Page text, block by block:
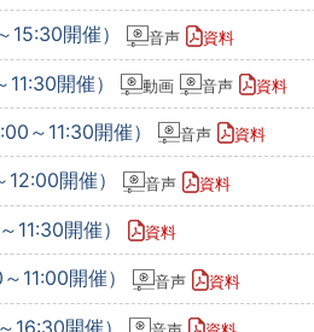
15:30開催） 音声 資料
開催） 動画 音声 資料
～11:30開催） 音声 資料
開催） 音声 資料
11:30開催） 資料
11:00開催） 音声 資料
16:30開催）